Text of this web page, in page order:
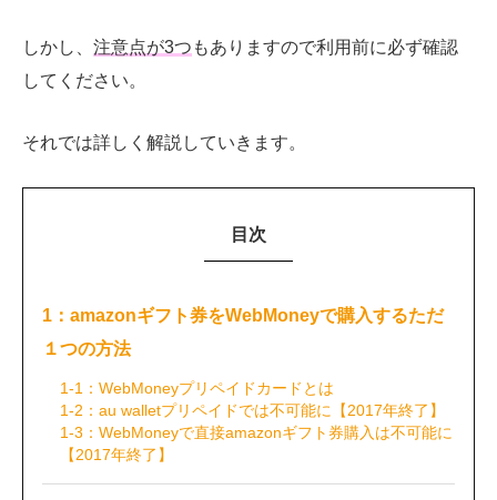
しかし、 注意点が3つ もありますので利用前に必ず確認
してください。
それでは詳しく解説していきます。
目次
1：amazonギフト券をWebMoneyで購入するただ
１つの方法
1-1：WebMoneyプリペイドカードとは
1-2：au walletプリペイドでは不可能に【2017年終了】
1-3：WebMoneyで直接amazonギフト券購入は不可能に
【2017年終了】